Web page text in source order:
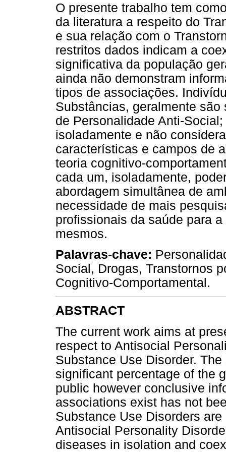
O presente trabalho tem
da literatura a respeito do
e sua relação com o
restritos dados indicam a
significativa da população
ainda não demonstram
tipos de associações.
Substâncias, geralmente
de Personalidade Anti-
isoladamente e não
características e campos de
teoria cognitivo-
cada um, isoladamente,
abordagem simultânea de
necessidade de mais
profissionais da saúde para
mesmos.
Palavras-chave:
Social, Drogas, Transtornos
Cognitivo-Comportamental.
ABSTRACT
The current work aims at
respect to Antisocial
Substance Use Disorder.
significant percentage of the
public however conclusive
associations exist has not
Substance Use Disorders
Antisocial Personality
diseases in isolation and